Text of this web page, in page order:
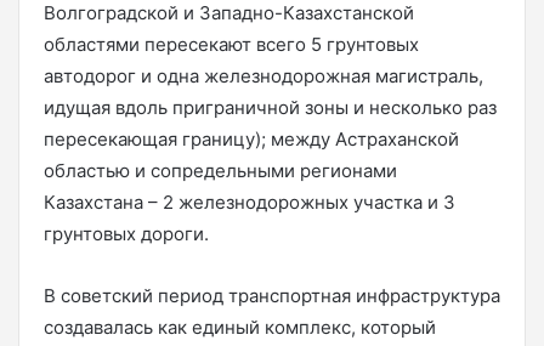
Волгоградской и Западно-Казахстанской
областями пересекают всего 5 грунтовых
автодорог и одна железнодорожная магистраль,
идущая вдоль приграничной зоны и несколько раз
пересекающая границу); между Астраханской
областью и сопредельными регионами
Казахстана – 2 железнодорожных участка и 3
грунтовых дороги.
В советский период транспортная инфраструктура
создавалась как единый комплекс, который